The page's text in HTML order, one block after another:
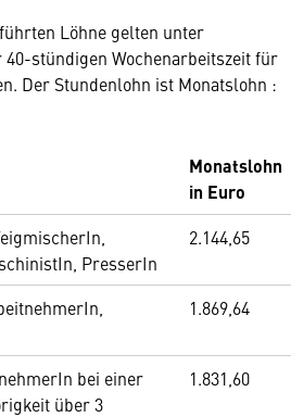
Löhne gelten unter
stündigen Wochenarbeitszeit für
Der Stundenlohn ist Monatslohn :
Monatslohn
in Euro
PresserIn
2.144,65
1.869,64
bei einer
über 3
1.831,60